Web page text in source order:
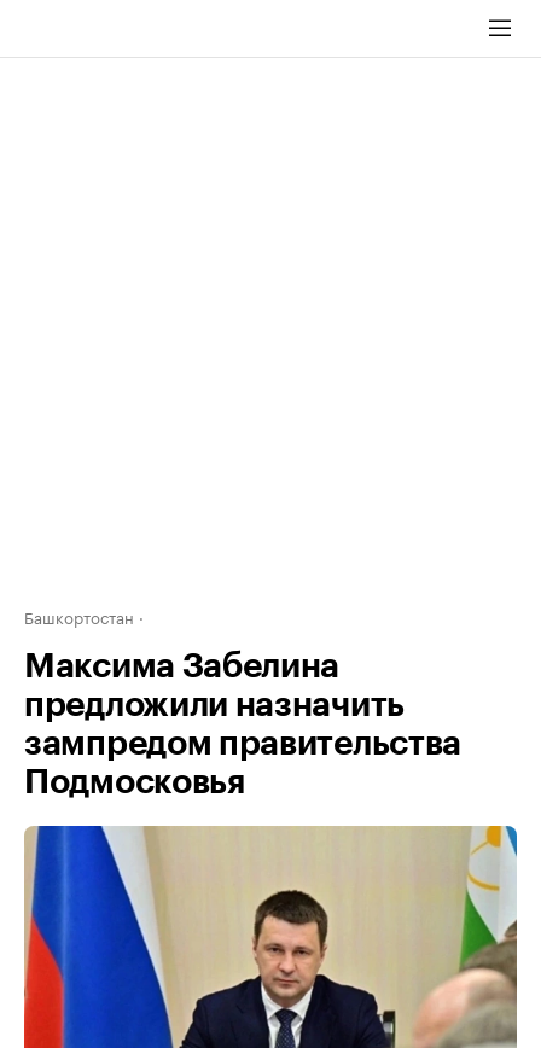
Башкортостан
Максима Забелина
предложили назначить
зампредом правительства
Подмосковья